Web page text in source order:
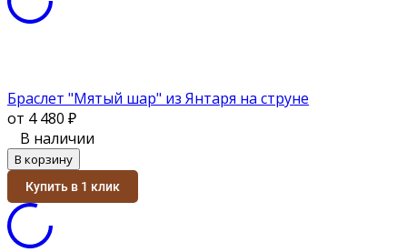
Браслет "Мятый шар" из Янтаря на струне
от 4 480 ₽
В наличии
В корзину
Купить в 1 клик